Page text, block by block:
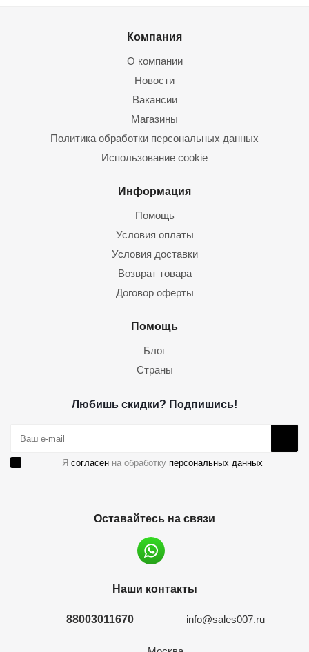
Компания
О компании
Новости
Вакансии
Магазины
Политика обработки персональных данных
Использование cookie
Информация
Помощь
Условия оплаты
Условия доставки
Возврат товара
Договор оферты
Помощь
Блог
Страны
Любишь скидки? Подпишись!
Я согласен на обработку персональных данных
Оставайтесь на связи
Наши контакты
88003011670 info@sales007.ru